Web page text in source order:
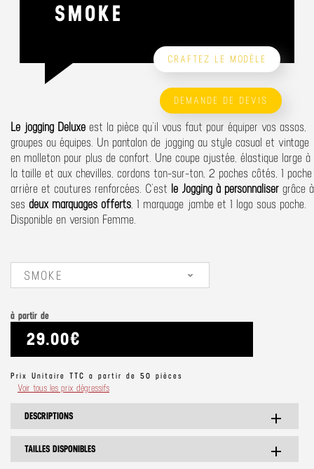
SMOKE
CRAFTEZ LE MODÈLE
DEMANDE DE DEVIS
Le jogging Deluxe est la pièce qu’il vous faut pour équiper vos assos,
groupes ou équipes. Un pantalon de jogging au style casual et vintage
en molleton pour plus de confort. Une coupe ajustée, élastique large à
la taille et aux chevilles, cordons ton-sur-ton, 2 poches côtés, 1 poche
arrière et coutures renforcées. C’est le Jogging à personnaliser grâce à
ses deux marquages offerts, 1 marquage jambe et 1 logo sous poche.
Disponible en version Femme.
SMOKE
à partir de
29.00€
Prix Unitaire TTC a partir de 50 pièces
Voir tous les prix dégressifs
DESCRIPTIONS add
TAILLES DISPONIBLES add